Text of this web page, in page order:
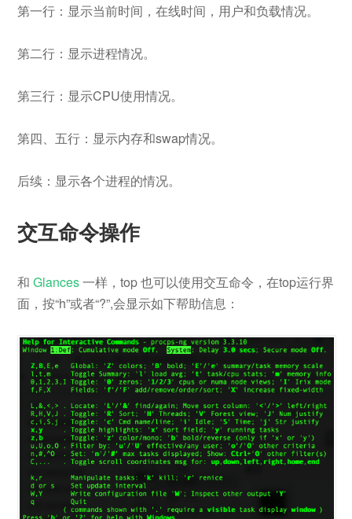
第一行：显示当前时间，在线时间，用户和负载情况。
第二行：显示进程情况。
第三行：显示CPU使用情况。
第四、五行：显示内存和swap情况。
后续：显示各个进程的情况。
交互命令操作
和Glances一样，top 也可以使用交互命令，在top运行界
面，按“h”或者“?”,会显示如下帮助信息：